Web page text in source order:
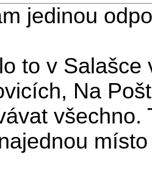
jedinou
to v
Na
všechno.